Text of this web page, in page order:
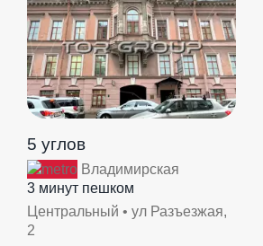
5 углов
Владимирская
3 минут пешком
Центральный • ул Разъезжая,
2